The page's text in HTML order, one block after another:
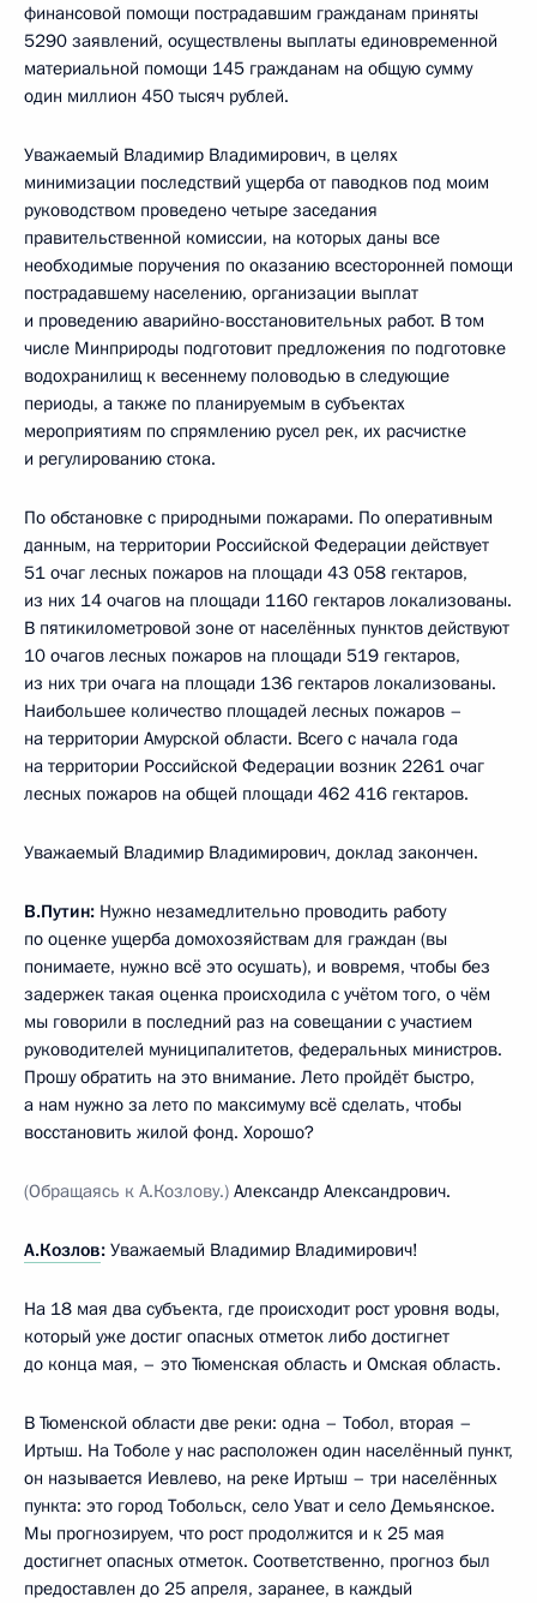
финансовой помощи пострадавшим гражданам приняты
5290 заявлений, осуществлены выплаты единовременной
материальной помощи 145 гражданам на общую сумму
один миллион 450 тысяч рублей.
Уважаемый Владимир Владимирович, в целях
минимизации последствий ущерба от паводков под моим
руководством проведено четыре заседания
правительственной комиссии, на которых даны все
необходимые поручения по оказанию всесторонней помощи
пострадавшему населению, организации выплат
и проведению аварийно-восстановительных работ. В том
числе Минприроды подготовит предложения по подготовке
водохранилищ к весеннему половодью в следующие
периоды, а также по планируемым в субъектах
мероприятиям по спрямлению русел рек, их расчистке
и регулированию стока.
По обстановке с природными пожарами. По оперативным
данным, на территории Российской Федерации действует
51 очаг лесных пожаров на площади 43 058 гектаров,
из них 14 очагов на площади 1160 гектаров локализованы.
В пятикилометровой зоне от населённых пунктов действуют
10 очагов лесных пожаров на площади 519 гектаров,
из них три очага на площади 136 гектаров локализованы.
Наибольшее количество площадей лесных пожаров –
на территории Амурской области. Всего с начала года
на территории Российской Федерации возник 2261 очаг
лесных пожаров на общей площади 462 416 гектаров.
Уважаемый Владимир Владимирович, доклад закончен.
В.Путин: Нужно незамедлительно проводить работу
по оценке ущерба домохозяйствам для граждан (вы
понимаете, нужно всё это осушать), и вовремя, чтобы без
задержек такая оценка происходила с учётом того, о чём
мы говорили в последний раз на совещании с участием
руководителей муниципалитетов, федеральных министров.
Прошу обратить на это внимание. Лето пройдёт быстро,
а нам нужно за лето по максимуму всё сделать, чтобы
восстановить жилой фонд. Хорошо?
(Обращаясь к А.Козлову.) Александр Александрович.
А.Козлов: Уважаемый Владимир Владимирович!
На 18 мая два субъекта, где происходит рост уровня воды,
который уже достиг опасных отметок либо достигнет
до конца мая, – это Тюменская область и Омская область.
В Тюменской области две реки: одна – Тобол, вторая –
Иртыш. На Тоболе у нас расположен один населённый пункт,
он называется Иевлево, на реке Иртыш – три населённых
пункта: это город Тобольск, село Уват и село Демьянское.
Мы прогнозируем, что рост продолжится и к 25 мая
достигнет опасных отметок. Соответственно, прогноз был
предоставлен до 25 апреля, заранее, в каждый